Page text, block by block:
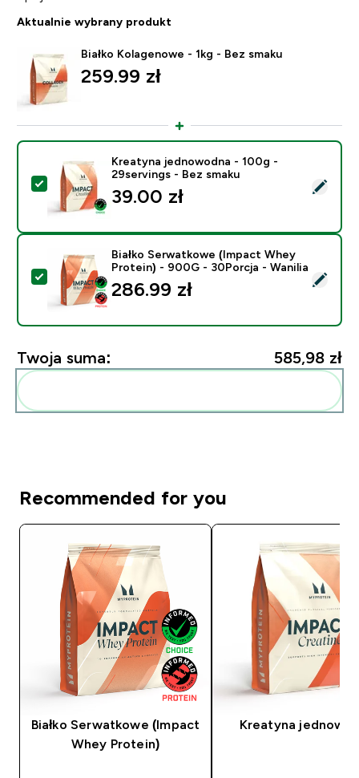
Aktualnie wybrany produkt
Białko Kolagenowe - 1kg - Bez smaku
259.99 zł‎
Wybierz ten produkt - Kreatyna jednowodna - 100g -
Kreatyna jednowodna - 100g -
29servings - Bez smaku
39.00 zł‎
Wybierz ten produkt - Białko Serwatkowe (Impact
Białko Serwatkowe (Impact Whey
Protein) - 900G - 30Porcja - Wanilia
286.99 zł‎
Twoja suma: 585,98 zł‎
Recommended for you
Białko Serwatkowe (Impact
Whey Protein)
Kreatyna